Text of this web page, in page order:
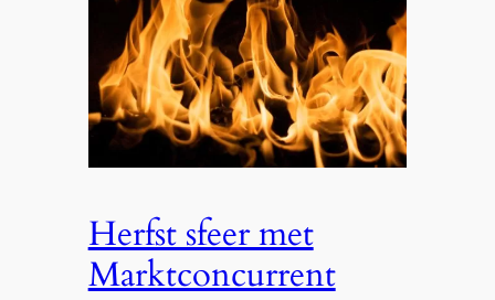
Herfst sfeer met
Marktconcurrent